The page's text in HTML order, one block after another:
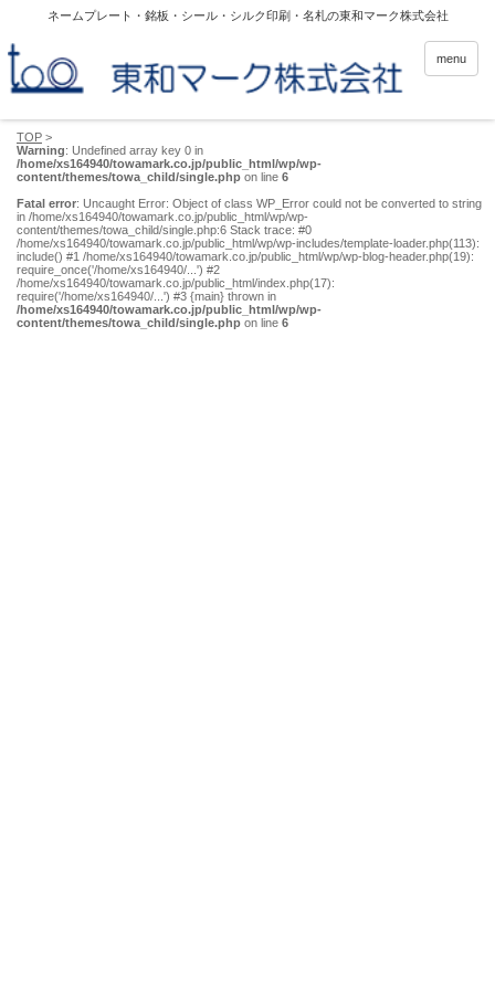
ネームプレート・銘板・シール・シルク印刷・名札の東和マーク株式会社
menu
TOP >
Warning: Undefined array key 0 in
/home/xs164940/towamark.co.jp/public_html/wp/wp-
content/themes/towa_child/single.php on line 6
Fatal error: Uncaught Error: Object of class WP_Error could not be converted to string
in /home/xs164940/towamark.co.jp/public_html/wp/wp-
content/themes/towa_child/single.php:6 Stack trace: #0
/home/xs164940/towamark.co.jp/public_html/wp/wp-includes/template-loader.php(113):
include() #1 /home/xs164940/towamark.co.jp/public_html/wp/wp-blog-header.php(19):
require_once('/home/xs164940/...') #2
/home/xs164940/towamark.co.jp/public_html/index.php(17):
require('/home/xs164940/...') #3 {main} thrown in
/home/xs164940/towamark.co.jp/public_html/wp/wp-
content/themes/towa_child/single.php on line 6